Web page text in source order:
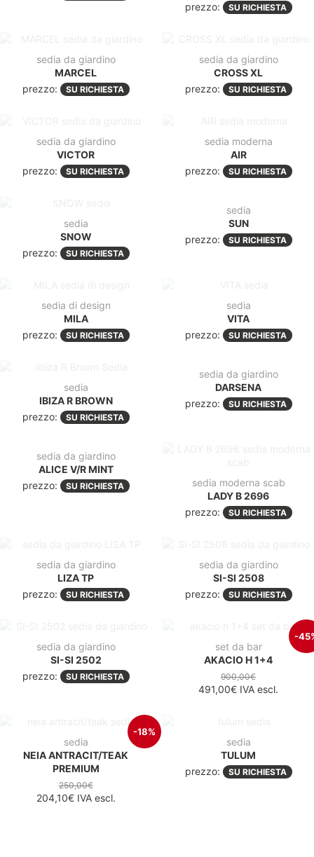
prezzo:
SU RICHIESTA
sedia da giardino
MARCEL
prezzo:
SU RICHIESTA
sedia da giardino
CROSS XL
prezzo:
SU RICHIESTA
sedia da giardino
VICTOR
prezzo:
SU RICHIESTA
sedia moderna
AIR
prezzo:
SU RICHIESTA
sedia
SNOW
prezzo:
SU RICHIESTA
sedia
SUN
prezzo:
SU RICHIESTA
sedia di design
MILA
prezzo:
SU RICHIESTA
sedia
VITA
prezzo:
SU RICHIESTA
sedia
IBIZA R BROWN
prezzo:
SU RICHIESTA
sedia da giardino
DARSENA
prezzo:
SU RICHIESTA
sedia da giardino
ALICE V/R MINT
prezzo:
SU RICHIESTA
sedia moderna scab
LADY B 2696
prezzo:
SU RICHIESTA
sedia da giardino
LIZA TP
prezzo:
SU RICHIESTA
sedia da giardino
SI-SI 2508
prezzo:
SU RICHIESTA
sedia da giardino
SI-SI 2502
prezzo:
SU RICHIESTA
-
set da bar
AKACIO H 1+4
900,00€
491,00€ IVA escl.
-18%
sedia
NEIA ANTRACIT/TEAK
PREMIUM
250,00€
204,10€IVA escl.
sedia
TULUM
prezzo:
SU RICHIESTA